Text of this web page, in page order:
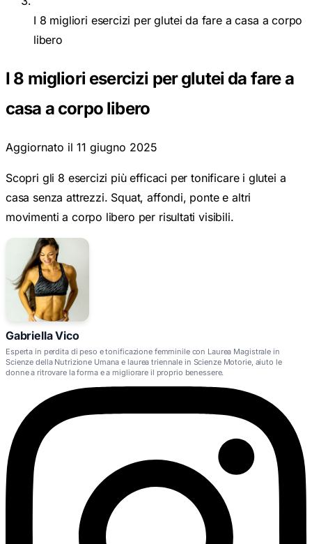
I 8 migliori esercizi per glutei da fare a casa a corpo
libero
I 8 migliori esercizi per glutei da fare a
casa a corpo libero
Aggiornato il 11 giugno 2025
Scopri gli 8 esercizi più efficaci per tonificare i glutei a
casa senza attrezzi. Squat, affondi, ponte e altri
movimenti a corpo libero per risultati visibili.
Gabriella Vico
Esperta in perdita di peso e tonificazione femminile con Laurea Magistrale in
Scienze della Nutrizione Umana e laurea triennale in Scienze Motorie, aiuto le
donne a ritrovare la forma e a migliorare il proprio benessere.